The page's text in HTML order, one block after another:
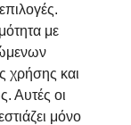
με
χρήσης και
Αυτές οι
μόνο